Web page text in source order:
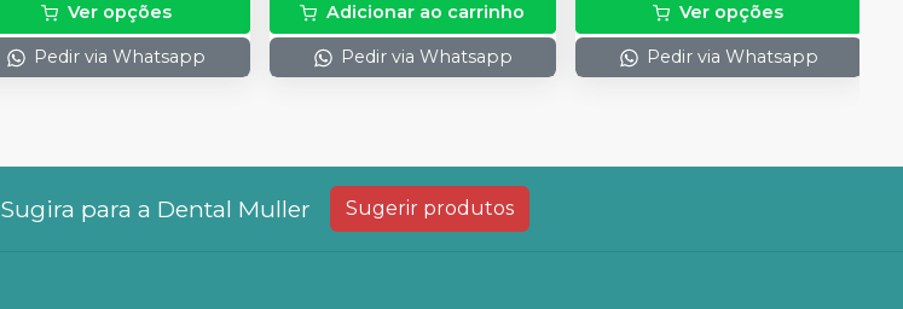
Ver opções
Pedir via Whatsapp
Adicionar ao carrinho
Pedir via Whatsapp
Ver opções
Pedir via Whatsapp
Sugira para a Dental Muller Sugerir produtos